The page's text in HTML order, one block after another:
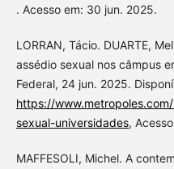
. Acesso em: 30 jun. 2025.
LORRAN, Tácio. DUARTE,
assédio sexual nos câmpus
Federal, 24 jun. 2025.
https://
sexual-universidades,
MAFFESOLI, Michel. A